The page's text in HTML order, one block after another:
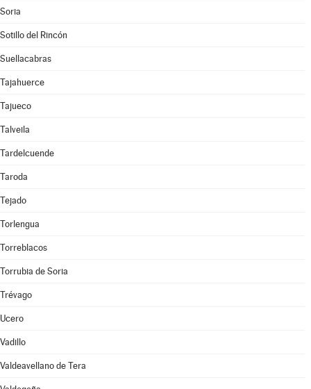
Soria
Sotillo del Rincón
Suellacabras
Tajahuerce
Tajueco
Talveila
Tardelcuende
Taroda
Tejado
Torlengua
Torreblacos
Torrubia de Soria
Trévago
Ucero
Vadillo
Valdeavellano de Tera